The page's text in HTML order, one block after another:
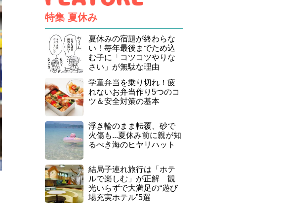
特集 夏休み
夏休みの宿題が終わらな
い！毎年最後までため込
む子に「コツコツやりな
さい」が無駄な理由
学童弁当を乗り切れ！疲
れないお弁当作り5つのコ
ツ＆安全対策の基本
浮き輪のまま転覆、砂で
火傷も...夏休み前に親が知
るべき海のヒヤリハット
結局子連れ旅行は「ホテ
ルで楽しむ」が正解 観
光いらずで大満足の“遊び
場充実ホテル”5選